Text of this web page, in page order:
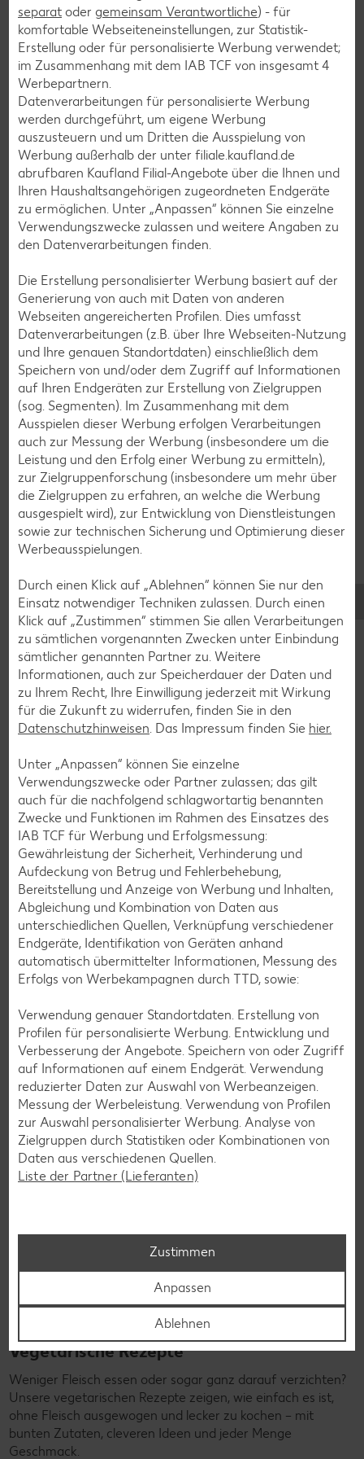
Bowle-Rezepte
Cocktail-Rezepte
Avocado-Rezepte
Erdbeer-Rezepte
Blaubeer-Rezepte
Bananen-Rezepte
Zurück zu allen Rezepten
Glutenfreie Rezepte
Vielfalt und Geschmack verzichten. Ob süß oder herzhaft –
mit unseren glutenfreien Rezepten zauberst du dir Gerichte,
die nicht nur verträglich, sondern auch richtig lecker sind.
Rezepte entdecken
Laktosefreie Rezepte
Laktoseintoleranz muss dich kulinarisch nicht ausbremsen,
denn es geht auch ohne. Unsere laktosefreien Rezepte
bringen Vielfalt auf den Tisch – für große und kleine
Genießer, für die Lunchbox oder das Abendessen.
Rezepte entdecken
Vegetarische Rezepte
Weniger Fleisch essen oder sogar ganz darauf verzichten?
Unsere vegetarischen Rezepte zeigen, wie einfach es ist,
ohne Fleisch ausgewogen und lecker zu kochen – mit
bunten Zutaten, cleveren Ideen und jeder Menge
Geschmack.
separat oder gemeinsam Verantwortliche) - für
komfortable Webseiteneinstellungen, zur Statistik-
Erstellung oder für personalisierte Werbung verwendet;
im Zusammenhang mit dem IAB TCF von insgesamt 4
Werbepartnern.
Datenverarbeitungen für personalisierte Werbung
werden durchgeführt, um eigene Werbung
auszusteuern und um Dritten die Ausspielung von
Werbung außerhalb der unter filiale.kaufland.de
abrufbaren Kaufland Filial-Angebote über die Ihnen und
Ihren Haushaltsangehörigen zugeordneten Endgeräte
zu ermöglichen. Unter „Anpassen“ können Sie einzelne
Verwendungszwecke zulassen und weitere Angaben zu
den Datenverarbeitungen finden.
Die Erstellung personalisierter Werbung basiert auf der
Generierung von auch mit Daten von anderen
Webseiten angereicherten Profilen. Dies umfasst
Datenverarbeitungen (z.B. über Ihre Webseiten-Nutzung
und Ihre genauen Standortdaten) einschließlich dem
Speichern von und/oder dem Zugriff auf Informationen
auf Ihren Endgeräten zur Erstellung von Zielgruppen
(sog. Segmenten). Im Zusammenhang mit dem
Ausspielen dieser Werbung erfolgen Verarbeitungen
auch zur Messung der Werbung (insbesondere um die
Leistung und den Erfolg einer Werbung zu ermitteln),
zur Zielgruppenforschung (insbesondere um mehr über
die Zielgruppen zu erfahren, an welche die Werbung
ausgespielt wird), zur Entwicklung von Dienstleistungen
sowie zur technischen Sicherung und Optimierung dieser
Werbeausspielungen.
Durch einen Klick auf „Ablehnen“ können Sie nur den
Einsatz notwendiger Techniken zulassen. Durch einen
Klick auf „Zustimmen“ stimmen Sie allen Verarbeitungen
zu sämtlichen vorgenannten Zwecken unter Einbindung
sämtlicher genannten Partner zu. Weitere
Informationen, auch zur Speicherdauer der Daten und
zu Ihrem Recht, Ihre Einwilligung jederzeit mit Wirkung
für die Zukunft zu widerrufen, finden Sie in den
Datenschutzhinweisen. Das Impressum finden Sie hier.
Unter „Anpassen“ können Sie einzelne
Verwendungszwecke oder Partner zulassen; das gilt
auch für die nachfolgend schlagwortartig benannten
Zwecke und Funktionen im Rahmen des Einsatzes des
IAB TCF für Werbung und Erfolgsmessung:
Gewährleistung der Sicherheit, Verhinderung und
Aufdeckung von Betrug und Fehlerbehebung,
Bereitstellung und Anzeige von Werbung und Inhalten,
Abgleichung und Kombination von Daten aus
unterschiedlichen Quellen, Verknüpfung verschiedener
Endgeräte, Identifikation von Geräten anhand
automatisch übermittelter Informationen, Messung des
Erfolgs von Werbekampagnen durch TTD, sowie:
Verwendung genauer Standortdaten. Erstellung von
Profilen für personalisierte Werbung. Entwicklung und
Verbesserung der Angebote. Speichern von oder Zugriff
auf Informationen auf einem Endgerät. Verwendung
reduzierter Daten zur Auswahl von Werbeanzeigen.
Messung der Werbeleistung. Verwendung von Profilen
zur Auswahl personalisierter Werbung. Analyse von
Zielgruppen durch Statistiken oder Kombinationen von
Daten aus verschiedenen Quellen.
Liste der Partner (Lieferanten)
Zustimmen
Anpassen
Ablehnen